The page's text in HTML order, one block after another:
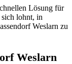
Lösung für
lohnt, in
Weslarn zu
Weslarn